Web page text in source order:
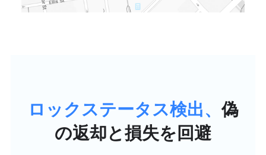
ロックステータス検出、偽
の返却と損失を回避